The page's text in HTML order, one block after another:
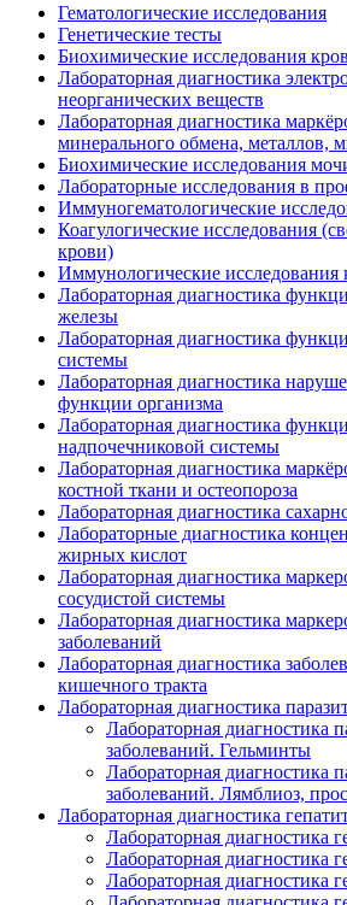
Гематологические исследования
Генетические тесты
Биохимические исследования
Лабораторная диагностика
неорганических веществ
Лабораторная диагностика
минерального обмена, металлов,
Биохимические исследования
Лабораторные исследования в
Иммуногематологические
Коагулогические исследования
крови)
Иммунологические исследования
Лабораторная диагностика
железы
Лабораторная диагностика
системы
Лабораторная диагностика
функции организма
Лабораторная диагностика
надпочечниковой системы
Лабораторная диагностика
костной ткани и остеопороза
Лабораторная диагностика
Лабораторные диагностика
жирных кислот
Лабораторная диагностика
сосудистой системы
Лабораторная диагностика
заболеваний
Лабораторная диагностика
кишечного тракта
Лабораторная диагностика
Лабораторная диагностика
заболеваний. Гельминты
Лабораторная диагностика
заболеваний. Лямблиоз,
Лабораторная диагностика
Лабораторная диагностика
Лабораторная диагностика
Лабораторная диагностика